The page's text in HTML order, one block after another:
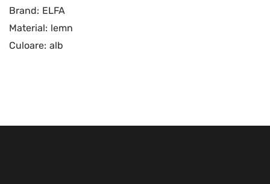
Brand: ELFA
Material: lemn
Culoare: alb